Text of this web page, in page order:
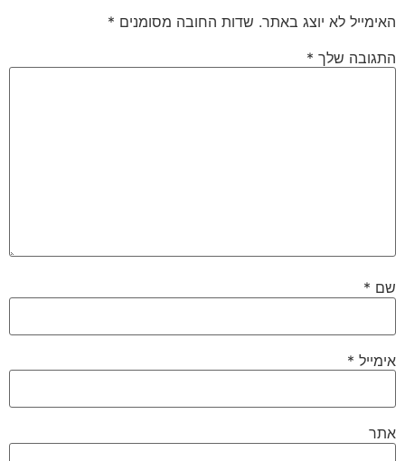
האימייל לא יוצג באתר. שדות החובה מסומנים *
התגובה שלך *
שם *
אימייל *
אתר